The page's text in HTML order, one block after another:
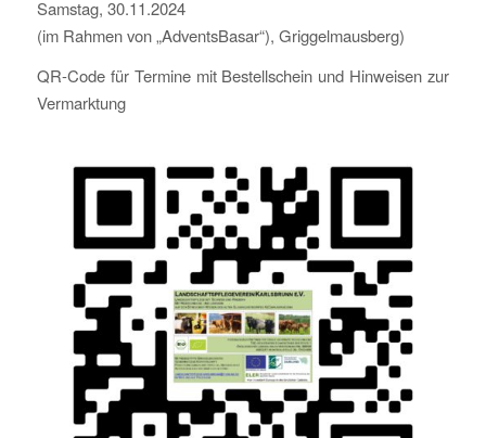
Samstag, 30.11.2024
(im Rahmen von „AdventsBasar“), Griggelmausberg)
QR-Code für Termine mit Bestellschein und Hinweisen zur
Vermarktung